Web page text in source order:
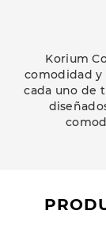
Korium
comodidad y
cada uno de